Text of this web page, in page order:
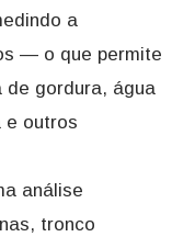
a
— o que permite
de gordura, água
e outros
análise
tronco